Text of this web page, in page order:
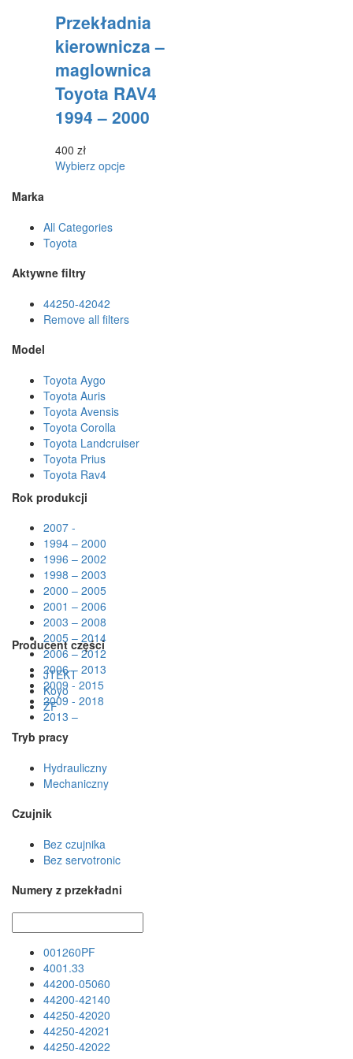
ma
wariantów.
Opcje
wybrać
na
Przekładnia
kierownicza –
maglownica
Toyota RAV4
1994 – 2000
400 zł
Wybierz opcjeTen
produktu
Marka
All Categories
Toyota
Aktywne filtry
44250-42042
Remove all filters
Model
Toyota Aygo
Toyota Auris
Toyota Avensis
Toyota Corolla
Toyota Landcruiser
Toyota Prius
Toyota Rav4
Rok produkcji
2007 -
1994 – 2000
1996 – 2002
1998 – 2003
2000 – 2005
2001 – 2006
2003 – 2008
2005 – 2014
2006 – 2012
2006 – 2013
2009 - 2015
2009 - 2018
2013 –
Producent części
JTEKT
Koyo
ZF
Tryb pracy
Hydrauliczny
Mechaniczny
Czujnik
Bez czujnika
Bez servotronic
Numery z przekładni
001260PF
4001.33
44200-05060
44200-42140
44250-42020
44250-42021
44250-42022